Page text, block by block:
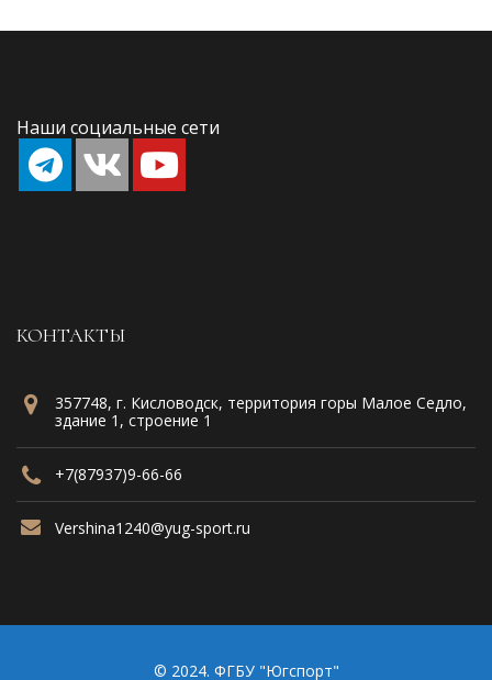
Наши социальные сети
КОНТАКТЫ
357748, г. Кисловодск, территория горы Малое Седло,
здание 1, строение 1
+7(87937)9-66-66
Vershina1240@yug-sport.ru
© 2024. ФГБУ "Югспорт"